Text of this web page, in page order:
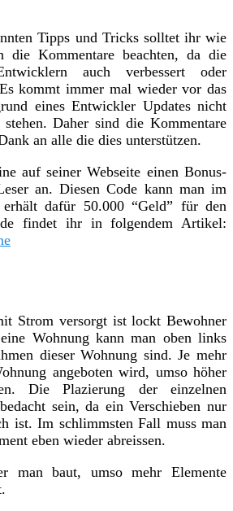
Tipps und Tricks solltet ihr wie
die Kommentare beachten, da die
auch verbessert oder
kommt immer mal wieder vor das
eines Entwickler Updates nicht
Daher sind die Kommentare
an alle die dies unterstützen.
auf seiner Webseite einen Bonus-
an. Diesen Code kann man im
dafür 50.000 “Geld” für den
findet ihr in folgendem Artikel:
Strom versorgt ist lockt Bewohner
Wohnung kann man oben links
dieser Wohnung sind. Je mehr
angeboten wird, umso höher
Die Plazierung der einzelnen
sein, da ein Verschieben nur
ist. Im schlimmsten Fall muss man
eben wieder abreissen.
man baut, umso mehr Elemente